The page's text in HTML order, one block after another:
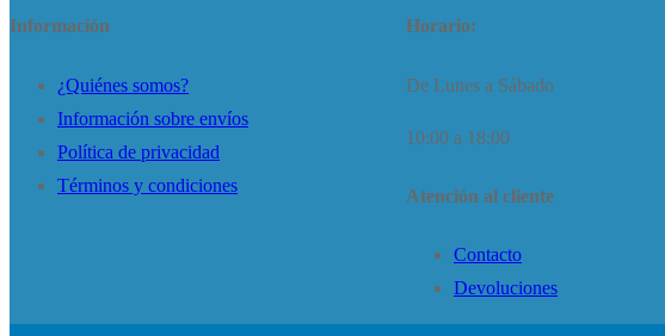
Información
¿Quiénes somos?
Información sobre envíos
Política de privacidad
Términos y condiciones
Horario:
De Lunes a Sábado
10:00 a 18:00
Atención al cliente
Contacto
Devoluciones